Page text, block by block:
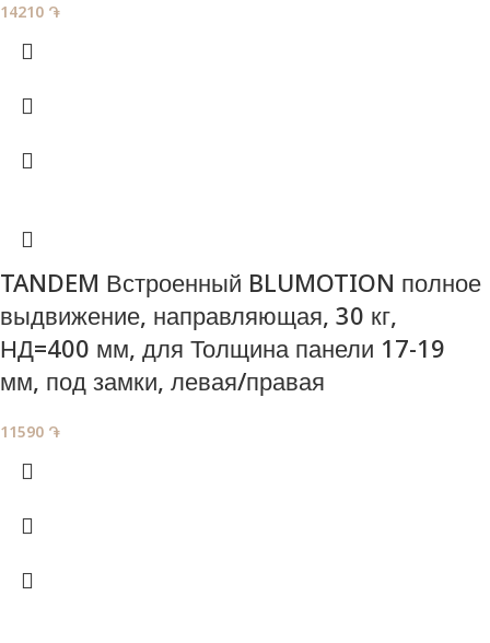
14210 ֏
TANDEM Встроенный BLUMOTION полное
выдвижение, направляющая , 30 кг,
НД=400 мм, для Толщина панели 17-19
мм, под замки, левая/правая
11590 ֏